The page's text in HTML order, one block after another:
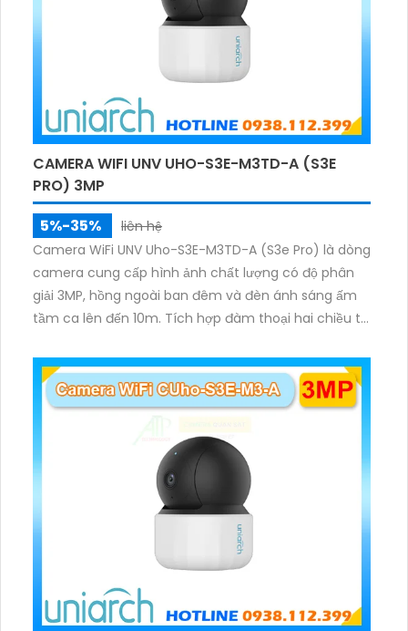
CAMERA WIFI UNV UHO-S3E-M3TD-A (S3E
PRO) 3MP
5%-35%
liên hệ
Camera WiFi UNV Uho-S3E-M3TD-A (S3e Pro) là dòng
camera cung cấp hình ảnh chất lượng có độ phân
giải 3MP, hồng ngoài ban đêm và đèn ánh sáng ấm
tầm ca lên đến 10m. Tích hợp đàm thoại hai chiều to